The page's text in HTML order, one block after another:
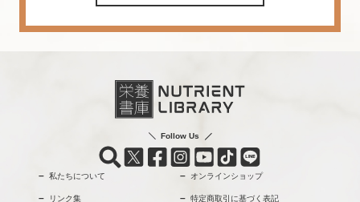
Follow Us
私たちについて オンラインショップ
リンク集 特定商取引に基づく表記